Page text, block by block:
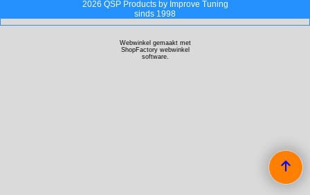
2026 QSP Products by Improve Tuning
sinds 1998
Webwinkel gemaakt met
ShopFactory webwinkel
software.